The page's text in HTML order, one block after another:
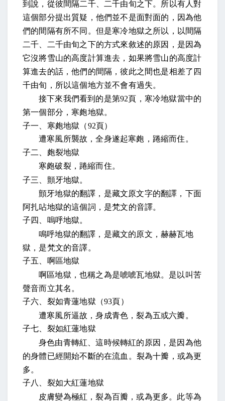
到說，從彼間隔二千、二千由旬之下。所以有人對
這個部分提出質疑，他們並不是面對面的，因為他
們的間隔有所不同。但是寒冷地獄之所以，以間隔
二千、二千由旬之下的方式來敘述的原因，是因為
它沒將雪山的高度計算進去，如果將雪山的高度計
算進去的話，他們的間隔，彼此之間也是相差了四
千由旬，所以這個地方並不會有過失。
接下來我們看到的是第92頁，寒冷地獄當中的
第一個部分，寒皰地獄。
子一、寒皰地獄（92頁）
遭寒風所襲故，全身遂起寒皰，踡縮而住。
子二、皰裂地獄
寒皰破裂，踡縮而住。
子三、顫牙地獄。
顫牙地獄的翻譯，是藏文原文字的翻譯，下面
阿扎呫地獄的這個詞，是梵文的音譯。
子四、嗚呼地獄。
鳴呼地獄的翻譯，是藏文的原文 ，赫赫瓦地
獄， 是梵文的音譯。
子五、啊區地獄
啊區地獄， 也稱之為是唬唬瓦地獄。是以叫苦
聲音而立其名。
子六、裂如青蓮地獄（93頁）
遭寒風所逼故，身成青色，裂為五或六瓣。
子七、裂如紅蓮地獄
身色由青轉紅 、這時候轉紅的原因，是因為他
的身體已經開始不斷的在流血。 裂為十瓣，或為更
多。
子八、裂如大紅蓮地獄
皮膚變為極紅，裂為百瓣，或為更多。此等為